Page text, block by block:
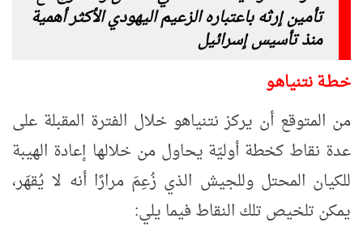
تأمين إرثه باعتباره الزعيم اليهودي الأكثر أهمية
منذ تأسيس إسرائيل
خـطـة نتنياهـو
من المتوقع أن يركز نتنياهو خلال الفترة المقبلة على
عدة نقاط كخطة أوليّة يحاول من خلالها إعادة الهيبة
للكيان المحتل وللجيش الذي زُعِمَ مرارًا أنه لا يُقهَر،
يمكن تلخيص تلك النقاط فيما يلي: